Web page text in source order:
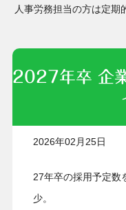
人事労務担当の方は定期
2027年卒 企
2026年02月25日
27年卒の採用予定数
少。